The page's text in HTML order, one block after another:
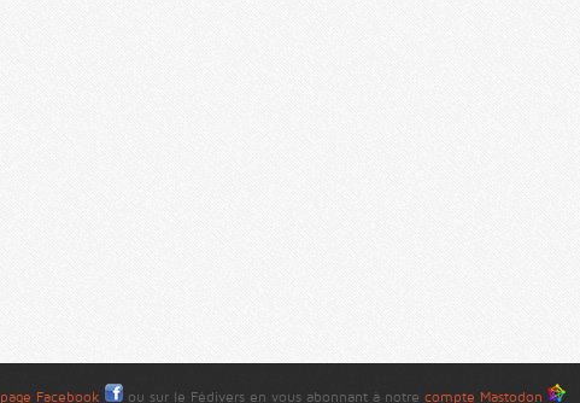
page Facebook ou sur le Fédivers en vous abonnant à notre compte Mastodon